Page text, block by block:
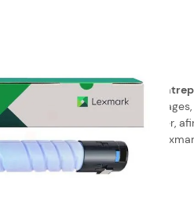
B 6846 - cyan convient aux
d'imprimer jusqu'à 30000
pour bien s'imprégner au papier,
les produits de la marque